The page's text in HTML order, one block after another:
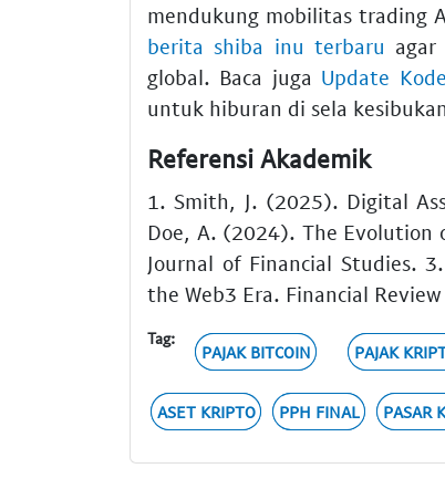
mendukung mobilitas trading
berita shiba inu terbaru
global. Baca juga Update
untuk hiburan di sela
Referensi Akademik
1. Smith, J. (2025). Digital
Doe, A. (2024). The Evolution
Journal of Financial Studies.
the Web3 Era. Financial
Tag:
PAJAK BITCOIN PAJAK
ASET KRIPTO PPH FINAL PASAR